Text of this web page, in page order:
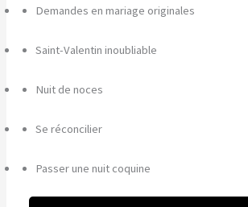
Demandes en mariage originales
Saint-Valentin inoubliable
Nuit de noces
Se réconcilier
Passer une nuit coquine